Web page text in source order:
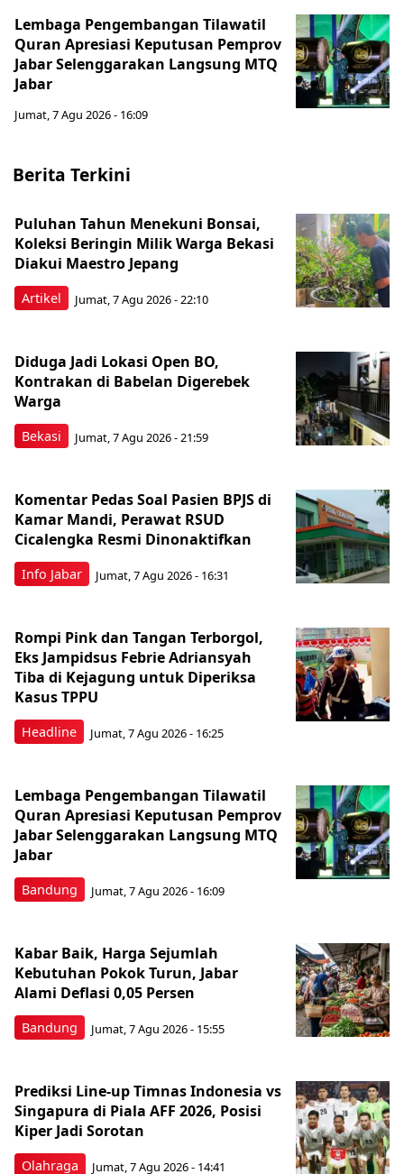
Lembaga Pengembangan Tilawatil
Quran Apresiasi Keputusan Pemprov
Jabar Selenggarakan Langsung MTQ
Jabar
Jumat, 7 Agu 2026 - 16:09
Berita Terkini
Artikel
Puluhan Tahun Menekuni Bonsai,
Koleksi Beringin Milik Warga Bekasi
Diakui Maestro Jepang
Jumat, 7 Agu 2026 - 22:10
Bekasi
Diduga Jadi Lokasi Open BO,
Kontrakan di Babelan Digerebek
Warga
Jumat, 7 Agu 2026 - 21:59
Info Jabar
Komentar Pedas Soal Pasien BPJS di
Kamar Mandi, Perawat RSUD
Cicalengka Resmi Dinonaktifkan
Jumat, 7 Agu 2026 - 16:31
Headline
Rompi Pink dan Tangan Terborgol,
Eks Jampidsus Febrie Adriansyah
Tiba di Kejagung untuk Diperiksa
Kasus TPPU
Jumat, 7 Agu 2026 - 16:25
Bandung
Lembaga Pengembangan Tilawatil
Quran Apresiasi Keputusan Pemprov
Jabar Selenggarakan Langsung MTQ
Jabar
Jumat, 7 Agu 2026 - 16:09
Bandung
Kabar Baik, Harga Sejumlah
Kebutuhan Pokok Turun, Jabar
Alami Deflasi 0,05 Persen
Jumat, 7 Agu 2026 - 15:55
Olahraga
Prediksi Line-up Timnas Indonesia vs
Singapura di Piala AFF 2026, Posisi
Kiper Jadi Sorotan
Jumat, 7 Agu 2026 - 14:41